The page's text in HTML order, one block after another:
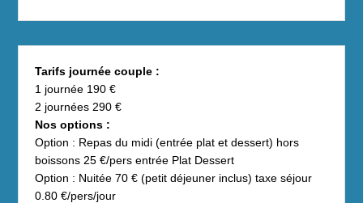
Tarifs journée couple :
1 journée 190 €
2 journées 290 €
Nos options :
Option : Repas du midi (entrée plat et dessert) hors
boissons 25 €/pers entrée Plat Dessert
Option : Nuitée 70 € (petit déjeuner inclus) taxe séjour
0.80 €/pers/jour